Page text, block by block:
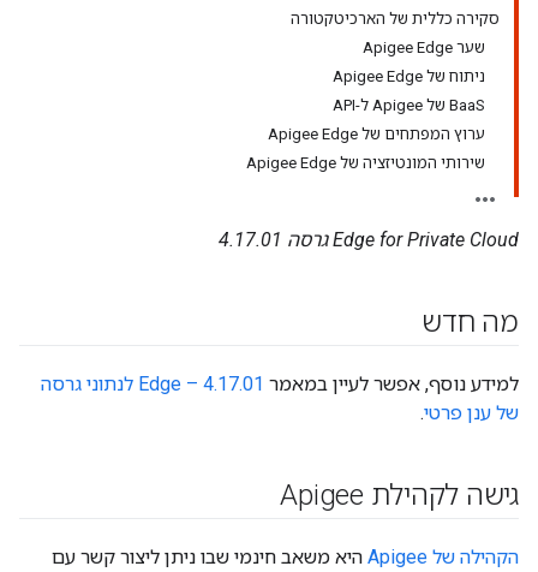
סקירה כללית של הארכיטקטורה
שער Apigee Edge
ניתוח של Apigee Edge
BaaS של Apigee ל-API
ערוץ המפתחים של Apigee Edge
שירותי המונטיזציה של Apigee Edge
Edge for Private Cloud גרסה 4.17.01
מה חדש
למידע נוסף, אפשר לעיין במאמר
4.17.01 – Edge לנתוני גרסה
של ענן פרטי.
גישה לקהילת Apigee
הקהילה של Apigee
היא משאב חינמי שבו ניתן ליצור קשר עם